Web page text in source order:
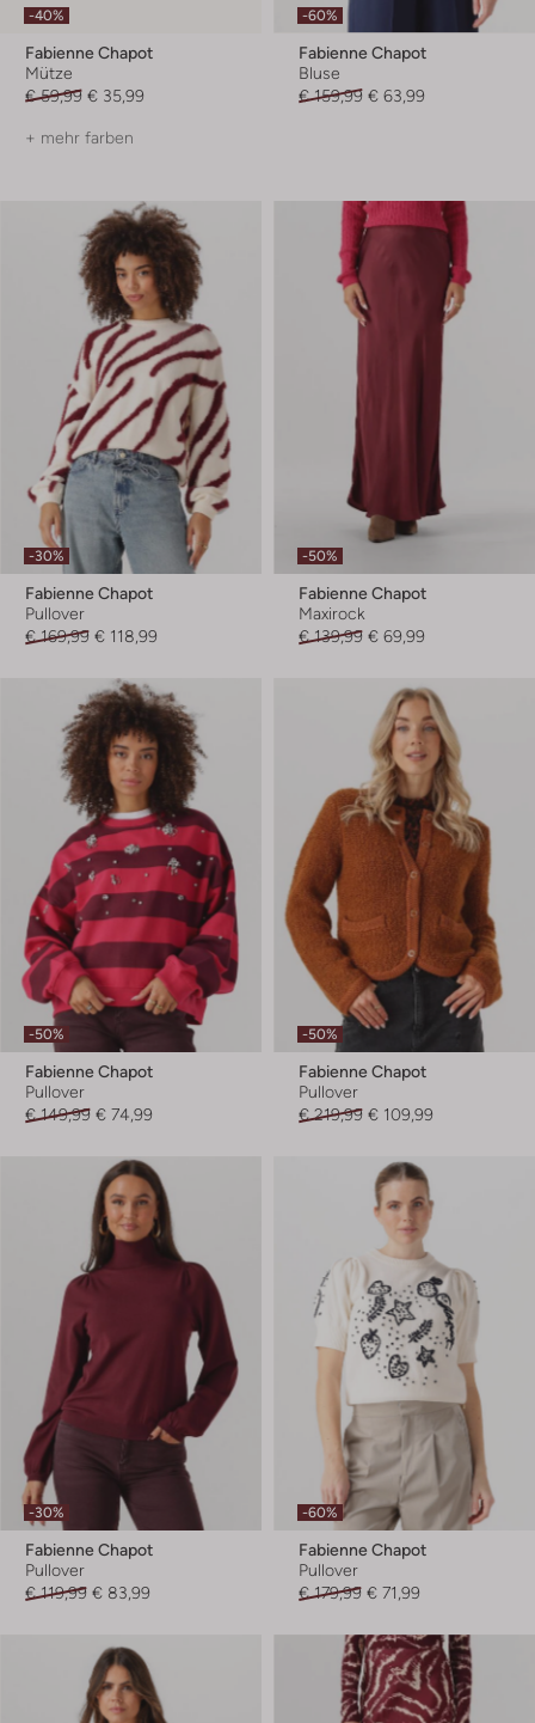
-40%
Fabienne Chapot
Mütze
€ 59,99 € 35,99
+ mehr farben
-60%
Fabienne Chapot
Bluse
€ 159,99 € 63,99
-30%
Fabienne Chapot
Pullover
€ 169,99 € 118,99
-50%
Fabienne Chapot
Maxirock
€ 139,99 € 69,99
-50%
Fabienne Chapot
Pullover
€ 149,99 € 74,99
-50%
Fabienne Chapot
Pullover
€ 219,99 € 109,99
-30%
Fabienne Chapot
Pullover
€ 119,99 € 83,99
-60%
Fabienne Chapot
Pullover
€ 179,99 € 71,99